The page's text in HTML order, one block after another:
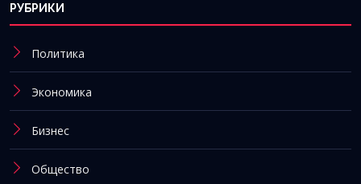
РУБРИКИ
Политика
Экономика
Бизнес
Общество